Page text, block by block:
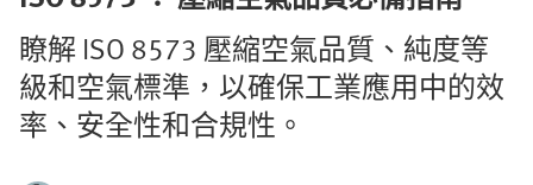
瞭解 ISO 8573 壓縮空氣品質、純度等
級和空氣標準，以確保工業應用中的效
率、安全性和合規性。